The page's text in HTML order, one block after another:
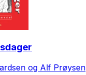
og Alf Prøysen